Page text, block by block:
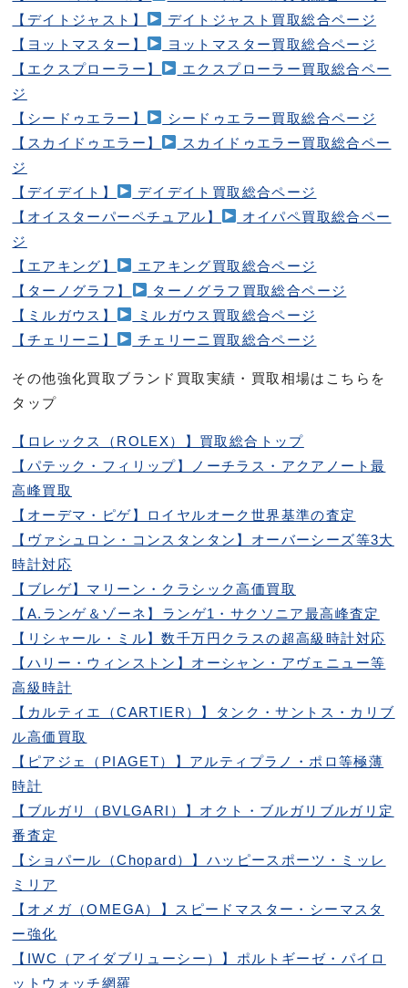
【デイトジャスト】
デイトジャスト買取総合ページ
【ヨットマスター】
ヨットマスター買取総合ページ
【エクスプローラー】
エクスプローラー買取総合ペー
ジ
【シードゥエラー】
シードゥエラー買取総合ページ
【スカイドゥエラー】
スカイドゥエラー買取総合ペー
ジ
【デイデイト】
デイデイト買取総合ページ
【オイスターパーペチュアル】
オイパペ買取総合ペー
ジ
【エアキング】
エアキング買取総合ページ
【ターノグラフ】
ターノグラフ買取総合ページ
【ミルガウス】
ミルガウス買取総合ページ
【チェリーニ】
チェリーニ買取総合ページ
その他強化買取ブランド買取実績・買取相場はこちらを
タップ
【ロレックス（ROLEX）】買取総合トップ
【パテック・フィリップ】ノーチラス・アクアノート最
高峰買取
【オーデマ・ピゲ】ロイヤルオーク世界基準の査定
【ヴァシュロン・コンスタンタン】オーバーシーズ等3大
時計対応
【ブレゲ】マリーン・クラシック高価買取
【A.ランゲ＆ゾーネ】ランゲ1・サクソニア最高峰査定
【リシャール・ミル】数千万円クラスの超高級時計対応
【ハリー・ウィンストン】オーシャン・アヴェニュー等
高級時計
【カルティエ（CARTIER）】タンク・サントス・カリブ
ル高価買取
【ピアジェ（PIAGET）】アルティプラノ・ポロ等極薄
時計
【ブルガリ（BVLGARI）】オクト・ブルガリブルガリ定
番査定
【ショパール（Chopard）】ハッピースポーツ・ミッレ
ミリア
【オメガ（OMEGA）】スピードマスター・シーマスタ
ー強化
【IWC（アイダブリューシー）】ポルトギーゼ・パイロ
ットウォッチ網羅